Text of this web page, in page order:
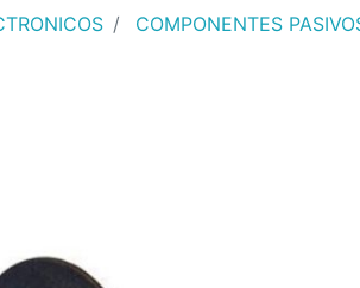
COMPONENTES